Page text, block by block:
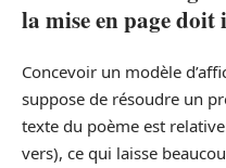
la mise en page doit
Concevoir un modèle
suppose de résoudre un
texte du poème est
vers), ce qui laisse